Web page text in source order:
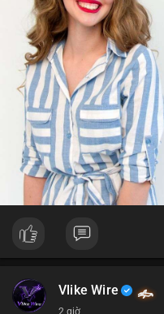
Vlike Wire